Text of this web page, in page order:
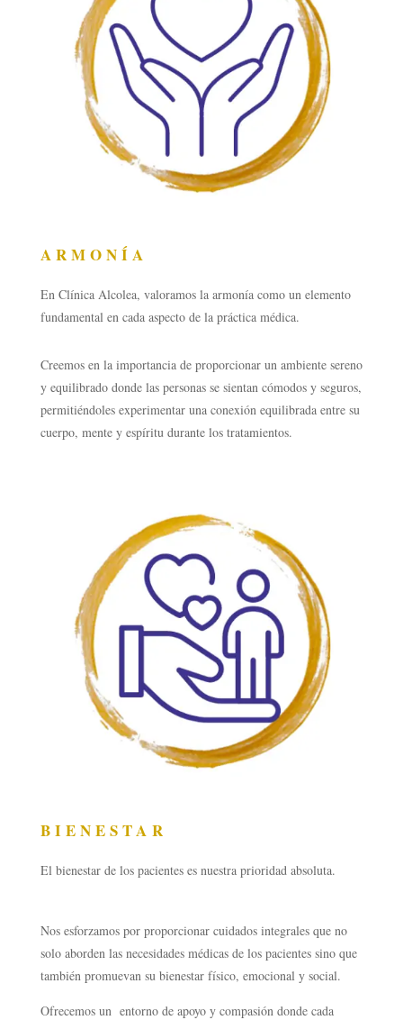
ARMONÍA
En Clínica Alcolea, valoramos la armonía como un elemento
fundamental en cada aspecto de la práctica médica.
Creemos en la importancia de proporcionar un ambiente sereno
y equilibrado donde las personas se sientan cómodos y seguros,
permitiéndoles experimentar una conexión equilibrada entre su
cuerpo, mente y espíritu durante los tratamientos.
BIENESTAR
El bienestar de los pacientes es nuestra prioridad absoluta.
Nos esforzamos por proporcionar cuidados integrales que no
solo aborden las necesidades médicas de los pacientes sino que
también promuevan su bienestar físico, emocional y social.
Ofrecemos un entorno de apoyo y compasión donde cada